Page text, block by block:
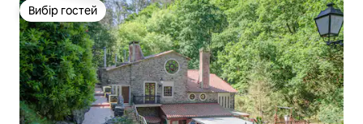
Вибір гостей
Вибір гостей